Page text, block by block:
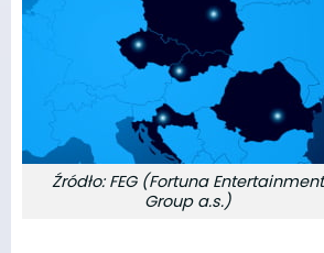
Źródło: FEG (Fortuna Entertainment
Group a.s.)